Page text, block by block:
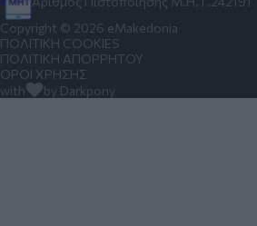
Copyright © 2026 eMakedonia
ΠΟΛΙΤΙΚΗ COOKIES
ΠΟΛΙΤΙΚΗ ΑΠΟΡΡΗΤΟΥ
ΟΡΟΙ ΧΡΗΣΗΣ
with
by Darkpony